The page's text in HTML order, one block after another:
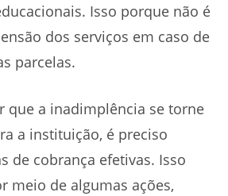
Isso porque não é
dos serviços em caso de
parcelas.
que a inadimplência se torne
a instituição, é preciso
de cobrança efetivas. Isso
meio de algumas ações,